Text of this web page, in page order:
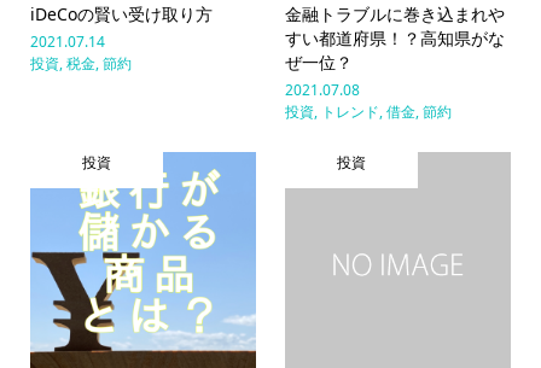
iDeCoの賢い受け取り方
2021.07.14
投資,税金,節約
金融トラブルに巻き込まれや
すい都道府県！？高知県がな
ぜ一位？
2021.07.08
投資, トレンド,借金,節約
投資 投資